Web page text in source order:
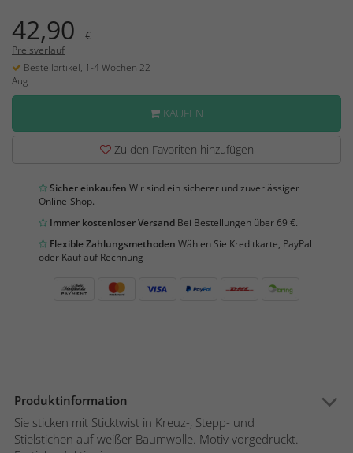
42,90 €
Preisverlauf
Bestellartikel, 1-4 Wochen 22
Aug
KAUFEN
Zu den Favoriten hinzufügen
Sicher einkaufen Wir sind ein sicherer und zuverlässiger
Online-Shop.
Immer kostenloser Versand Bei Bestellungen über 69 €.
Flexible Zahlungsmethoden Wählen Sie Kreditkarte, PayPal
oder Kauf auf Rechnung
Produktinformation
Sie sticken mit Sticktwist in Kreuz-, Stepp- und
Stielstichen auf weißer Baumwolle. Motiv vorgedruckt.